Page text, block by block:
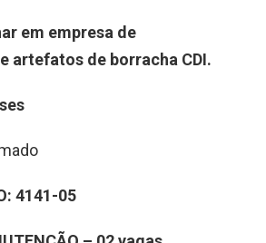
em empresa de
artefatos de borracha CDI.
4141-05